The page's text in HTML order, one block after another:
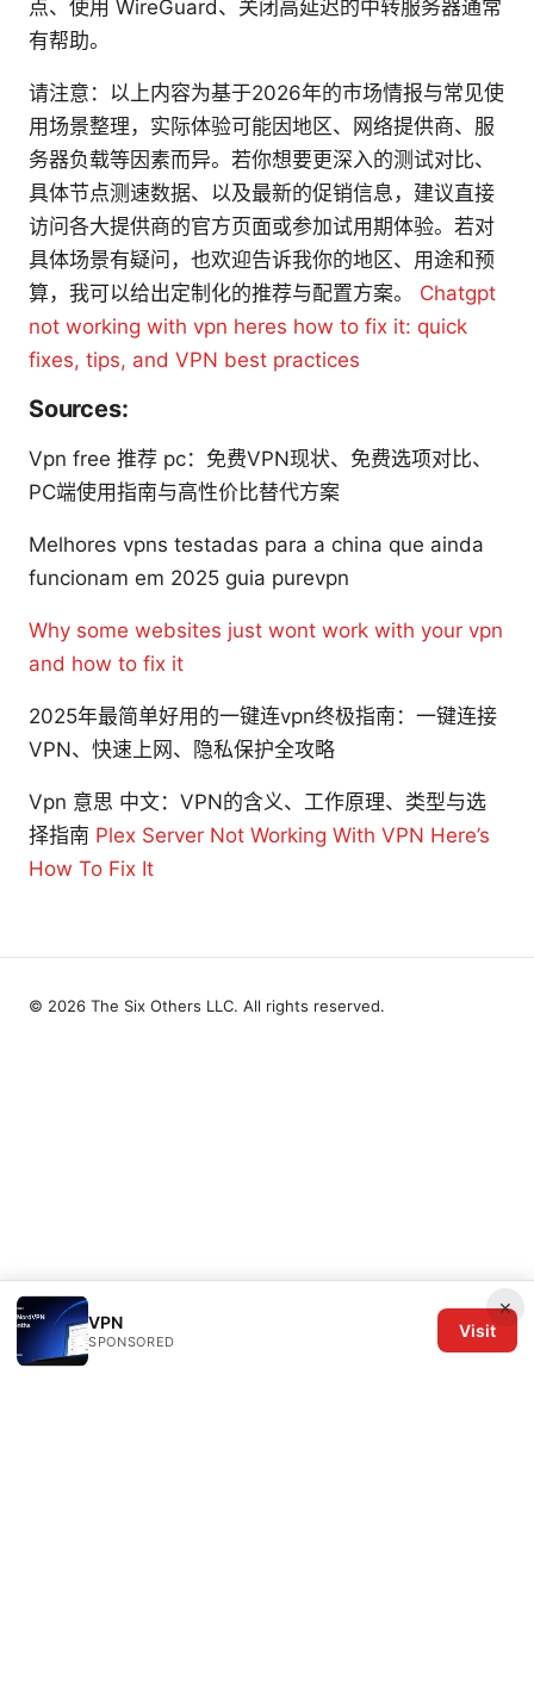
点、使用 WireGuard、关闭高延迟的中转服务器通常
有帮助。
请注意：以上内容为基于2026年的市场情报与常见使
用场景整理，实际体验可能因地区、网络提供商、服
务器负载等因素而异。若你想要更深入的测试对比、
具体节点测速数据、以及最新的促销信息，建议直接
访问各大提供商的官方页面或参加试用期体验。若对
具体场景有疑问，也欢迎告诉我你的地区、用途和预
算，我可以给出定制化的推荐与配置方案。 Chatgpt
not working with vpn heres how to fix it: quick
fixes, tips, and VPN best practices
Sources:
Vpn free 推荐 pc：免费VPN现状、免费选项对比、
PC端使用指南与高性价比替代方案
Melhores vpns testadas para a china que ainda
funcionam em 2025 guia purevpn
Why some websites just wont work with your vpn
and how to fix it
2025年最简单好用的一键连vpn终极指南：一键连接
VPN、快速上网、隐私保护全攻略
Vpn 意思 中文：VPN的含义、工作原理、类型与选
择指南 Plex Server Not Working With VPN Here’s
How To Fix It
×
VPN
SPONSORED
Visit
© 2026 The Six Others LLC. All rights reserved.